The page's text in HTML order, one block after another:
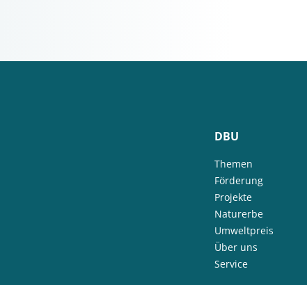
DBU
Themen
Förderung
Projekte
Naturerbe
Umweltpreis
Über uns
Service